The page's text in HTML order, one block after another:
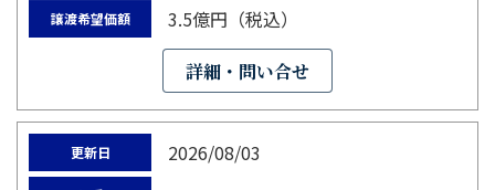
譲渡希望価額 3.5億円（税込）
詳細・問い合せ
更新日 2026/08/03